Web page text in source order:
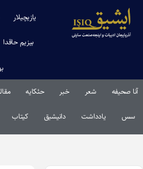
یازیچیلار
بیزیم حاقدا
آنا صحیفه شعر خبر حئکایه
سس یادداشت دانیشیق کیتاب